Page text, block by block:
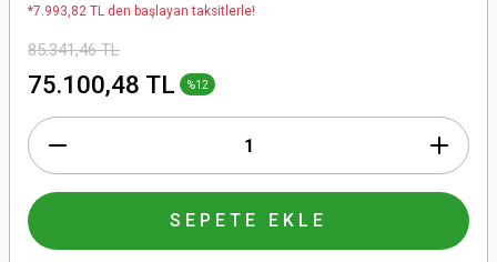
*7.993,82 TL den başlayan taksitlerle!
85.341,46 TL
75.100,48 TL %12
SEPETE EKLE